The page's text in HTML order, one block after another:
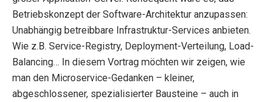
Betriebskonzept der Software-Architektur anzupassen:
Unabhängig betreibbare Infrastruktur-Services anbieten.
Wie z.B. Service-Registry, Deployment-Verteilung, Load-
Balancing… In diesem Vortrag möchten wir zeigen, wie
man den Microservice-Gedanken – kleiner,
abgeschlossener, spezialisierter Bausteine – auch in